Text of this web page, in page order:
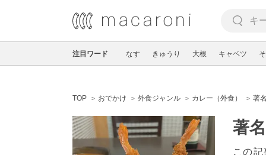
注目ワード なす きゅうり 大根 キャベツ
TOP おでかけ 外食ジャンル カレー（外食） 著
著
この